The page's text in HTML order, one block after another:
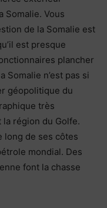
Somalie. Vous
de la Somalie est
est presque
plancher
Somalie n’est pas si
géopolitique du
très
la région du Golfe.
long de ses côtes
mondial. Des
font la chasse